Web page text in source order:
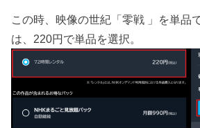
この時、映像の世紀「零戦 」を単品
は、220円で単品を選択。